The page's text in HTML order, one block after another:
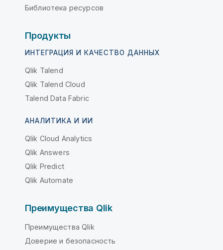
Библиотека ресурсов
Продукты
ИНТЕГРАЦИЯ И КАЧЕСТВО ДАННЫХ
Qlik Talend
Qlik Talend Cloud
Talend Data Fabric
АНАЛИТИКА И ИИ
Qlik Cloud Analytics
Qlik Answers
Qlik Predict
Qlik Automate
Преимущества Qlik
Преимущества Qlik
Доверие и безопасность